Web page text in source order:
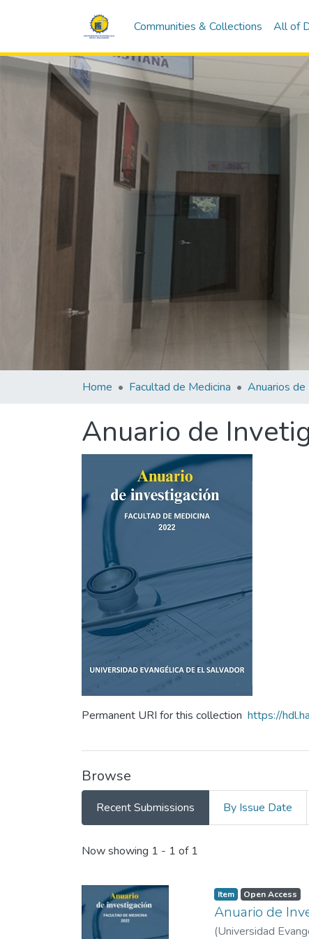
Communities & Collections All of
Home Facultad de Medicina
Anuario de
Permanent URI for this collection https://
Browse
Recent Submissions By Issue Date
Recent Submissions
Now showing 1 - 1 of 1
Item Open Access
Anuario de
(Universidad